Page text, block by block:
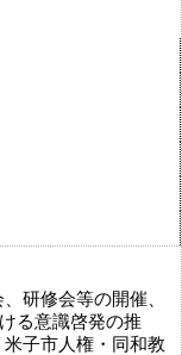
研修会等の開催、
る意識啓発の推
子市人権・同和教